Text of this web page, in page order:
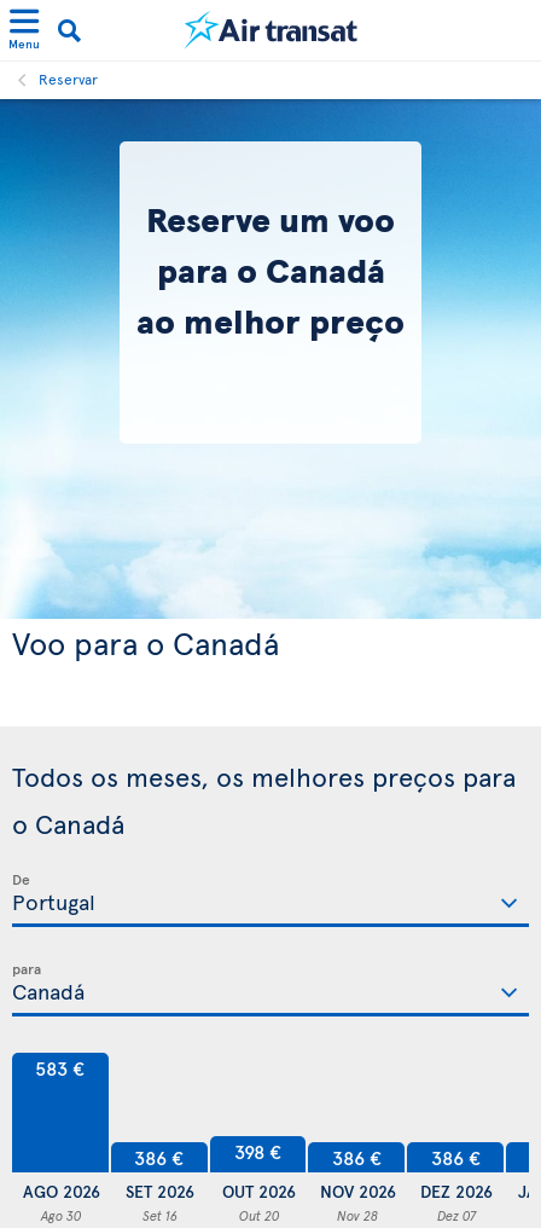
Menu
Reservar
Reserve um voo
para o Canadá
ao melhor preço
Voo para o Canadá
Todos os meses, os melhores preços para
o Canadá
De
para
583 €
AGO 2026
Ago 30
386 €
SET 2026
Set 16
398 €
OUT 2026
Out 20
386 €
NOV 2026
Nov 28
386 €
DEZ 2026
Dez 07